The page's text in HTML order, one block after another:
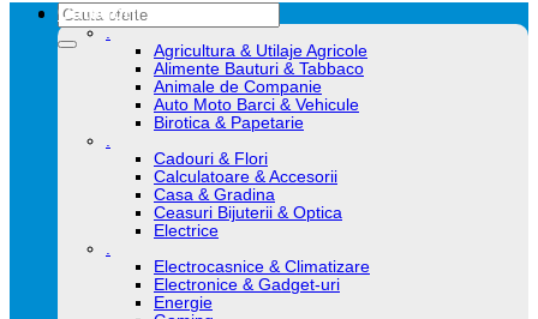
Caută
după:
Categorii
.
Agricultura & Utilaje Agricole
Alimente Bauturi & Tabbaco
Animale de Companie
Auto Moto Barci & Vehicule
Birotica & Papetarie
.
Cadouri & Flori
Calculatoare & Accesorii
Casa & Gradina
Ceasuri Bijuterii & Optica
Electrice
.
Electrocasnice & Climatizare
Electronice & Gadget-uri
Energie